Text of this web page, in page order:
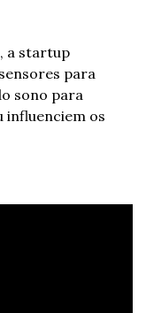
a startup
para
sono para
influenciem os